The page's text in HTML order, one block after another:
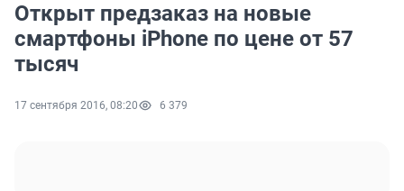
Открыт предзаказ на новые
смартфоны iPhone по цене от 57
тысяч
17 сентября 2016, 08:20 6 379